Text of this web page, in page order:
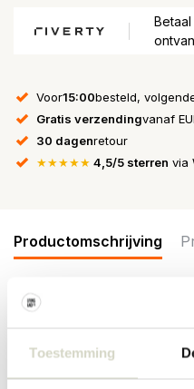
Toestemming
Voor15:00besteld,
Gratis verzendingvanaf
30 dagenretour
★★★★★ 4,5/5 sterren via
Productomschrijving
Heerlijk zacht en klassiek
kussen is beschikbaar in